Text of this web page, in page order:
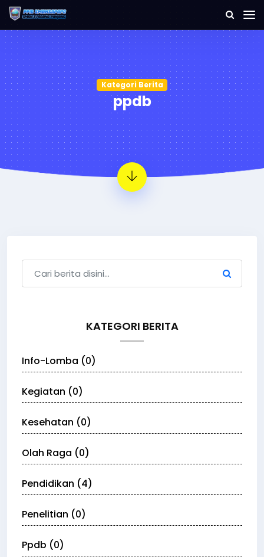
Kategori Berita
ppdb
KATEGORI BERITA
Info-Lomba (0)
Kegiatan (0)
Kesehatan (0)
Olah Raga (0)
Pendidikan (4)
Penelitian (0)
Ppdb (0)